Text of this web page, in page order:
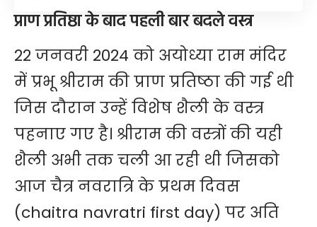
प्राण प्रतिष्ठा के बाद पहली बार बदले वस्त्र
22 जनवरी 2024 को अयोध्या राम मंदिर
में प्रभू श्रीराम की प्राण प्रतिष्ठा की गई थी
जिस दौरान उन्हें विशेष शैली के वस्त्र
पहनाए गए है। श्रीराम की वस्त्रों की यही
शैली अभी तक चली आ रही थी जिसको
आज चैत्र नवरात्रि के प्रथम दिवस
(chaitra navratri first day) पर अति